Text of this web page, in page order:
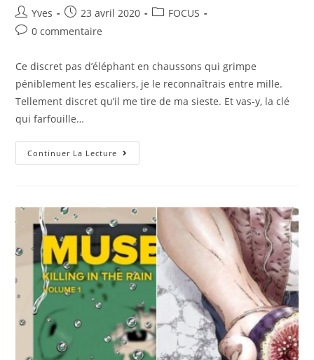
Yves 23 avril 2020
FOCUS
0 commentaire
Ce discret pas d’éléphant en chaussons qui grimpe
péniblement les escaliers, je le reconnaîtrais entre mille.
Tellement discret qu’il me tire de ma sieste. Et vas-y, la clé
qui farfouille…
Continuer La Lecture